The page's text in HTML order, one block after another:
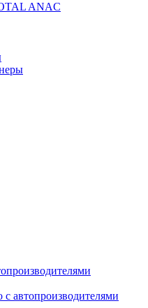
ANAC
с автопроизводителями